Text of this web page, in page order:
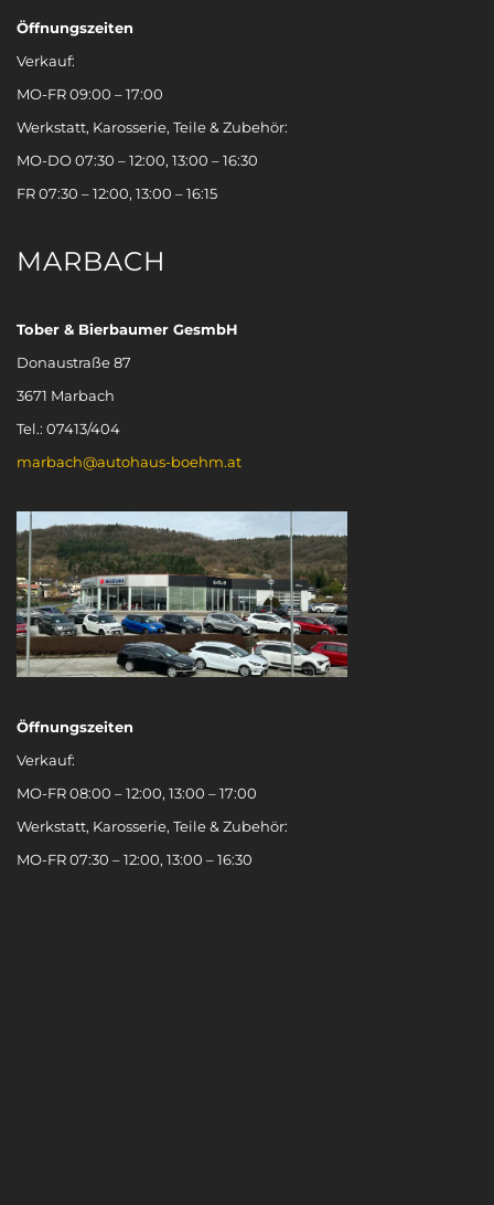
Öffnungszeiten
Verkauf:
MO-FR 09:00 – 17:00
Werkstatt, Karosserie, Teile & Zubehör:
MO-DO 07:30 – 12:00, 13:00 – 16:30
FR 07:30 – 12:00, 13:00 – 16:15
MARBACH
Tober & Bierbaumer GesmbH
Donaustraße 87
3671 Marbach
Tel.: 07413/404
marbach@autohaus-boehm.at
Öffnungszeiten
Verkauf:
MO-FR 08:00 – 12:00, 13:00 – 17:00
Werkstatt, Karosserie, Teile & Zubehör:
MO-FR 07:30 – 12:00, 13:00 – 16:30